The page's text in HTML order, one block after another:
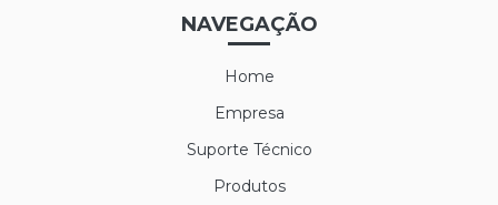
LUVA NYLON PARA CAMARA FRIA
LUVA POLIFLEX BRANCA
NAVEGAÇÃO
Home
Empresa
Suporte Técnico
Produtos